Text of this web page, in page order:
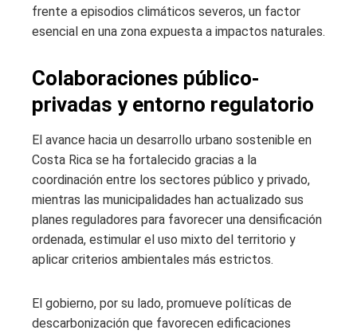
frente a episodios climáticos severos, un factor
esencial en una zona expuesta a impactos naturales.
Colaboraciones público-
privadas y entorno regulatorio
El avance hacia un desarrollo urbano sostenible en
Costa Rica se ha fortalecido gracias a la
coordinación entre los sectores público y privado,
mientras las municipalidades han actualizado sus
planes reguladores para favorecer una densificación
ordenada, estimular el uso mixto del territorio y
aplicar criterios ambientales más estrictos.
El gobierno, por su lado, promueve políticas de
descarbonización que favorecen edificaciones